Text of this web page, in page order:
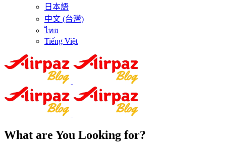
日本語
中文 (台灣)
ไทย
Tiếng Việt
What are You Looking for?